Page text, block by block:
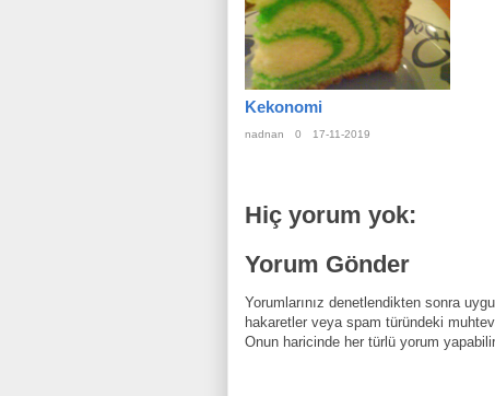
Kekonomi
nadnan 0 17-11-2019
Hiç yorum yok:
Yorum Gönder
Yorumlarınız denetlendikten sonra
hakaretler veya spam türündeki
Onun haricinde her türlü yorum